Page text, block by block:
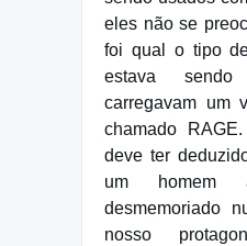
eles não se
foi qual o tipo
estava
carregavam um
chamado
deve ter
um homem
desmemoriado
nosso